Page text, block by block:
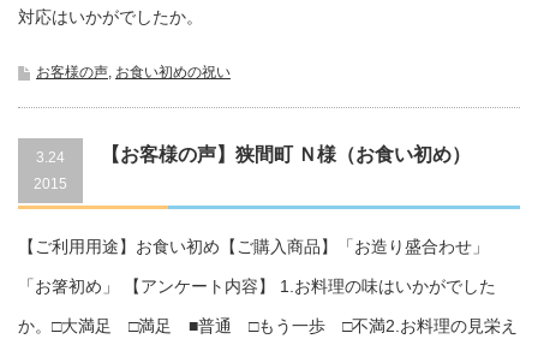
対応はいかがでしたか。
お客様の声, お食い初めの祝い
3.24
2015
【お客様の声】狭間町 Ｎ様（お食い初め）
【ご利用用途】お食い初め【ご購入商品】「お造り盛合わせ」
「お箸初め」 【アンケート内容】 1.お料理の味はいかがでした
か。□大満足 □満足 ■普通 □もう一歩 □不満2.お料理の見栄え